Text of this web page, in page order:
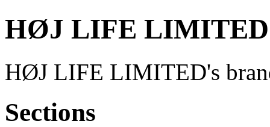
HØJ LIFE LIMITED
HØJ LIFE LIMITED's
Sections